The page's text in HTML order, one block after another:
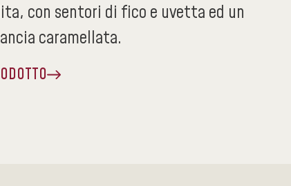
con sentori di fico e uvetta ed un
caramellata.